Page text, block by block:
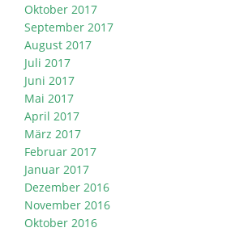
Oktober 2017
September 2017
August 2017
Juli 2017
Juni 2017
Mai 2017
April 2017
März 2017
Februar 2017
Januar 2017
Dezember 2016
November 2016
Oktober 2016